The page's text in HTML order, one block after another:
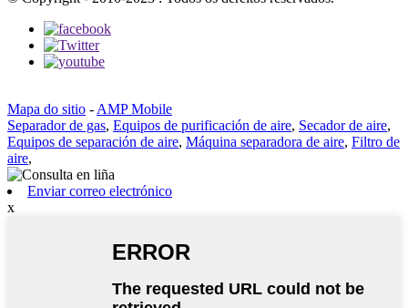
Mapa do sitio - AMP Mobile
Separador de gas, Equipos de purificación de aire, Secador de aire,
Equipos de separación de aire, Máquina separadora de aire, Filtro de
aire,
Enviar correo electrónico
x